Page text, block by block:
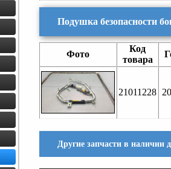
Подушка безопасности
Фото
Код
товара
21011228
Другие запчасти в наличии